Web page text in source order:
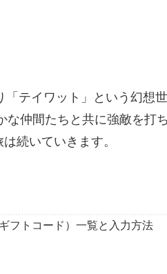
テイワット」という幻想
仲間たちと共に強敵を打ち
続いていきます。
フトコード）一覧と入力方法